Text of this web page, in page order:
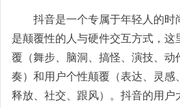
抖音是一个专属于年轻人的时
是颠覆性的人与硬件交互方式，这
覆（舞步、脑洞、搞怪、演技、动
奏）和用户个性颠覆（表达、灵感
释放、社交、跟风）。抖音的用户